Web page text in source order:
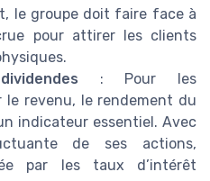
le groupe doit faire face à
pour attirer les clients
: Pour les
le revenu, le rendement du
indicateur essentiel. Avec
de ses actions,
par les taux d’intérêt